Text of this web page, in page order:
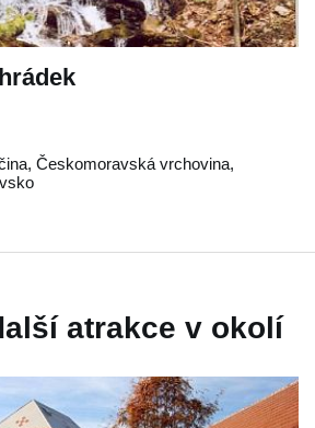
, Českomoravská vrchovina,
atrakce v okolí